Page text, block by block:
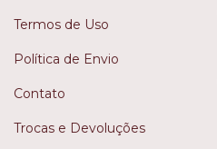
Termos de Uso
Política de Envio
Contato
Trocas e Devoluções